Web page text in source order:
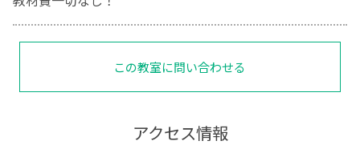
この教室に問い合わせる
アクセス情報